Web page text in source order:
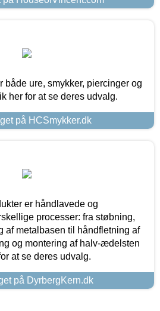
ure, smykker, piercinger og
her for at se deres udvalg.
på HCSmykker.dk
er håndlavede og
processer: fra støbning,
metalbasen til håndfletning af
og montering af halv-ædelsten
at se deres udvalg.
på DyrbergKern.dk